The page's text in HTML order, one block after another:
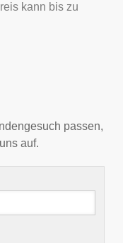
kann bis zu
passen,
auf.